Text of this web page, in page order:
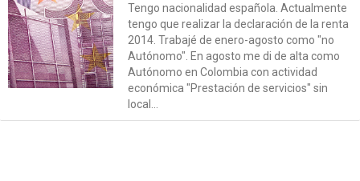
Tengo nacionalidad española. Actualmente
tengo que realizar la declaración de la renta
2014. Trabajé de enero-agosto como "no
Autónomo". En agosto me di de alta como
Autónomo en Colombia con actividad
económica "Prestación de servicios" sin
local...